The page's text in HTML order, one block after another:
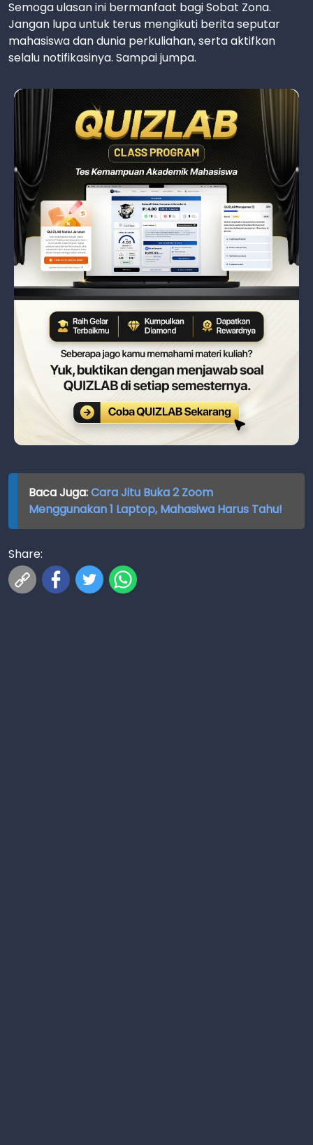
Semoga ulasan ini bermanfaat bagi Sobat Zona.
Jangan lupa untuk terus mengikuti berita seputar
mahasiswa dan dunia perkuliahan, serta aktifkan
selalu notifikasinya. Sampai jumpa.
Baca Juga:Cara Jitu Buka 2 Zoom
Menggunakan 1 Laptop, Mahasiwa Harus Tahu!
Share: